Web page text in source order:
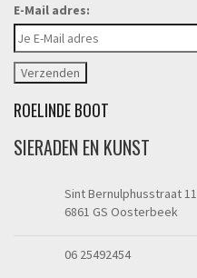
E-Mail adres:
ROELINDE BOOT
SIERADEN EN KUNST
Sint Bernulphusstraat 11
6861 GS Oosterbeek
06 25492454